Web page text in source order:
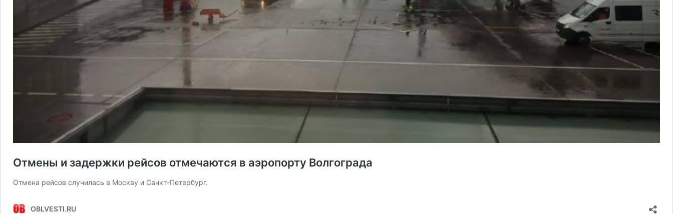
Отмены и задержки рейсов отмечаются в аэропорту Волгограда
Отмена рейсов случилась в Москву и Санкт-Петербург.
OBLVESTI.RU